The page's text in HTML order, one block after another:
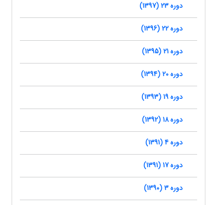
دوره 23 (1397)
دوره 22 (1396)
دوره 21 (1395)
دوره 20 (1394)
دوره 19 (1393)
دوره 18 (1392)
دوره 4 (1391)
دوره 17 (1391)
دوره 3 (1390)